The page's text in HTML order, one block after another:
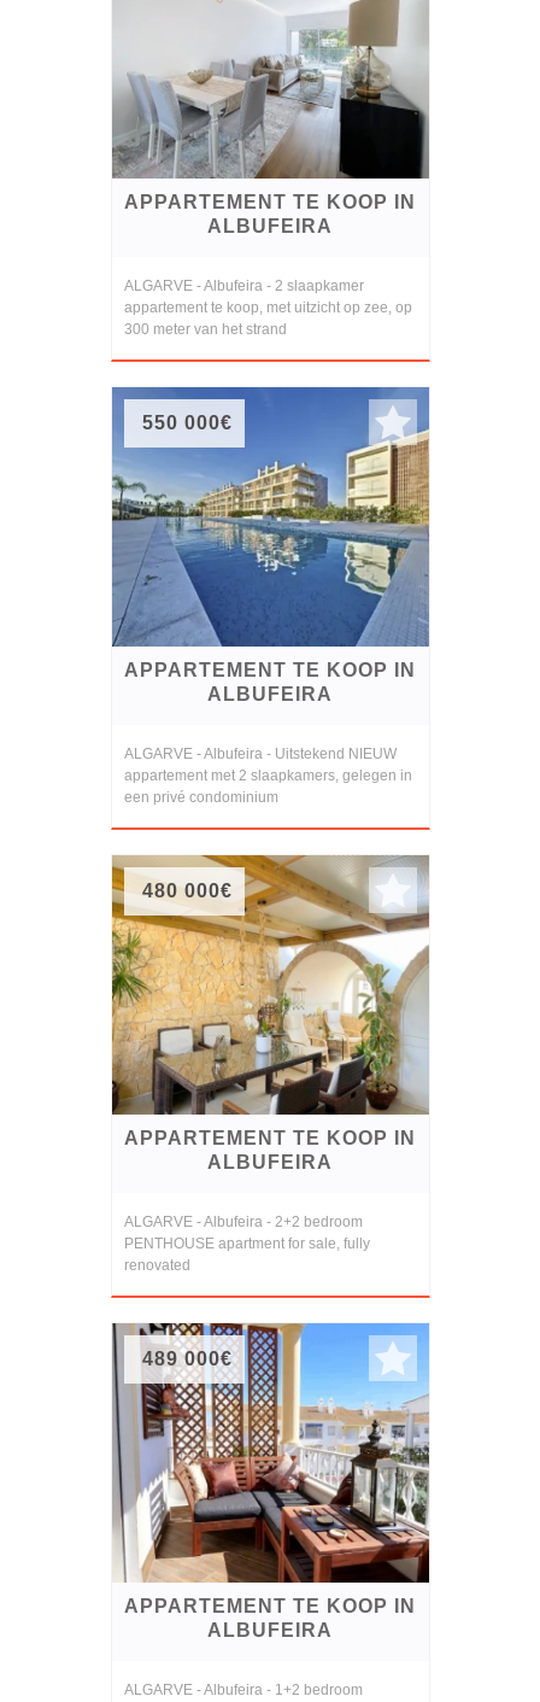
APPARTEMENT TE KOOP IN
ALBUFEIRA
ALGARVE - Albufeira - 2 slaapkamer
appartement te koop, met uitzicht op zee, op
300 meter van het strand
550 000€
APPARTEMENT TE KOOP IN
ALBUFEIRA
ALGARVE - Albufeira - Uitstekend NIEUW
appartement met 2 slaapkamers, gelegen in
een privé condominium
480 000€
APPARTEMENT TE KOOP IN
ALBUFEIRA
ALGARVE - Albufeira - 2+2 bedroom
PENTHOUSE apartment for sale, fully
renovated
489 000€
APPARTEMENT TE KOOP IN
ALBUFEIRA
ALGARVE - Albufeira - 1+2 bedroom